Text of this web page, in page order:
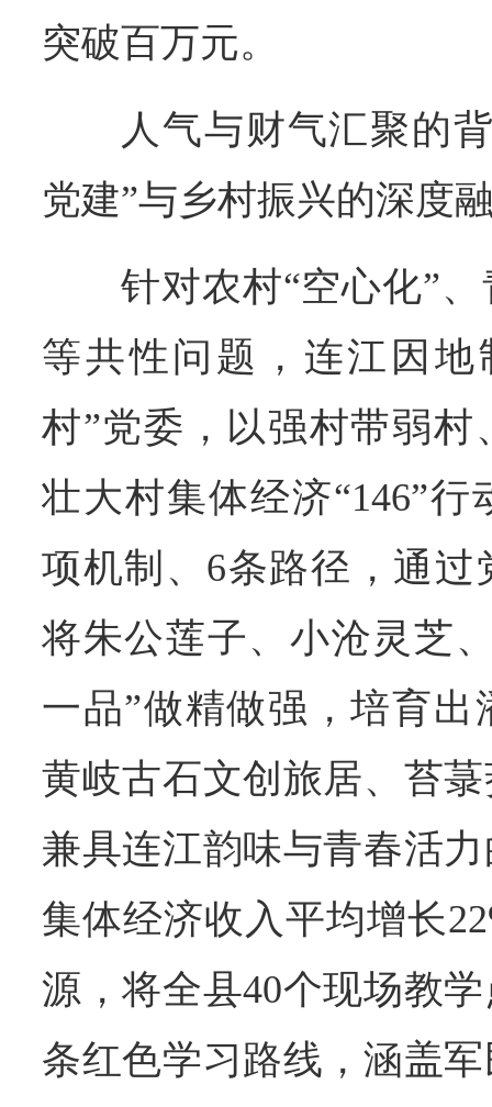
突破百万元。
人气与财气汇聚的
党建”与乡村振兴的深度
针对农村“空心化”
等共性问题，连江因地
村”党委，以强村带弱
壮大村集体经济“146”
项机制、6条路径，通
将朱公莲子、小沧灵芝
一品”做精做强，培育
黄岐古石文创旅居、苔
兼具连江韵味与青春活
集体经济收入平均增长
源，将全县40个现场教
条红色学习路线，涵盖